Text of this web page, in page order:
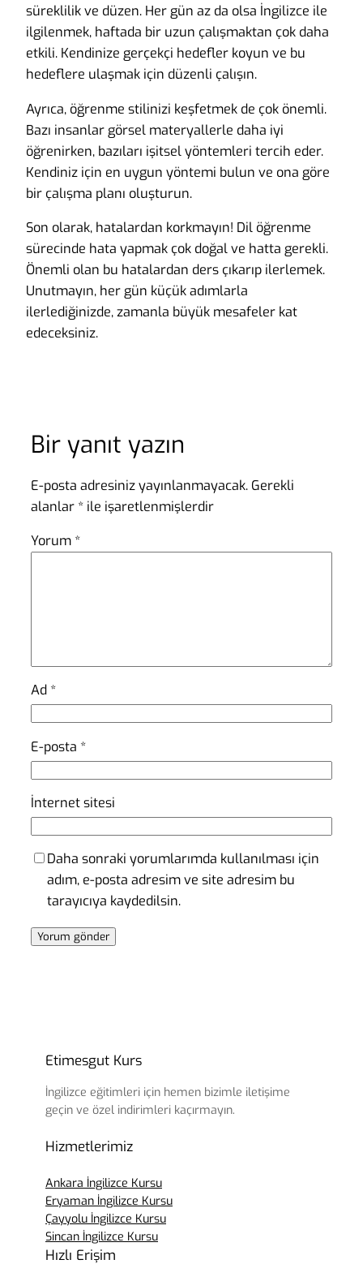
süreklilik ve düzen. Her gün az da olsa İngilizce ile
ilgilenmek, haftada bir uzun çalışmaktan çok daha
etkili. Kendinize gerçekçi hedefler koyun ve bu
hedeflere ulaşmak için düzenli çalışın.
Ayrıca, öğrenme stilinizi keşfetmek de çok önemli.
Bazı insanlar görsel materyallerle daha iyi
öğrenirken, bazıları işitsel yöntemleri tercih eder.
Kendiniz için en uygun yöntemi bulun ve ona göre
bir çalışma planı oluşturun.
Son olarak, hatalardan korkmayın! Dil öğrenme
sürecinde hata yapmak çok doğal ve hatta gerekli.
Önemli olan bu hatalardan ders çıkarıp ilerlemek.
Unutmayın, her gün küçük adımlarla
ilerlediğinizde, zamanla büyük mesafeler kat
edeceksiniz.
Bir yanıt yazın
E-posta adresiniz yayınlanmayacak. Gerekli
alanlar * ile işaretlenmişlerdir
Yorum *
Ad *
E-posta *
İnternet sitesi
Daha sonraki yorumlarımda kullanılması için
adım, e-posta adresim ve site adresim bu
tarayıcıya kaydedilsin.
Etimesgut Kurs
İngilizce eğitimleri için hemen bizimle iletişime
geçin ve özel indirimleri kaçırmayın.
Hizmetlerimiz
Ankara İngilizce Kursu
Eryaman İngilizce Kursu
Çayyolu İngilizce Kursu
Sincan İngilizce Kursu
Hızlı Erişim